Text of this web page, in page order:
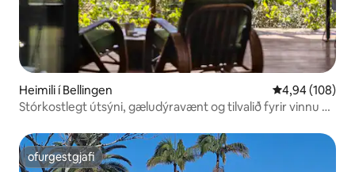
Heimili í Bellingen 4,94 af 5 í
4,94 (108)
Stórkostlegt útsýni, gæludýravænt og tilvalið fyrir vinnu að
ofurgestgjafi
ofurgestgjafi